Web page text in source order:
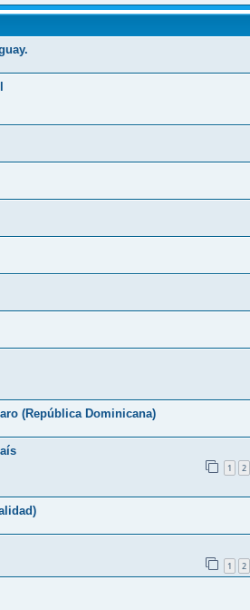
(República Dominicana)
1 2
1 2